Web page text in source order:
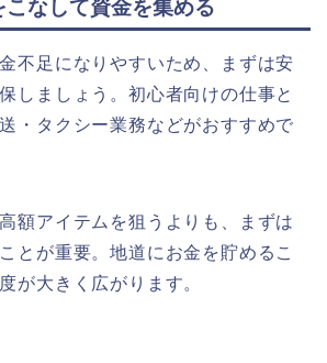
なして資金を集める
不足になりやすいため、まずは安
しましょう。初心者向けの仕事と
・タクシー業務などがおすすめで
額アイテムを狙うよりも、まずは
とが重要。地道にお金を貯めるこ
が大きく広がります。